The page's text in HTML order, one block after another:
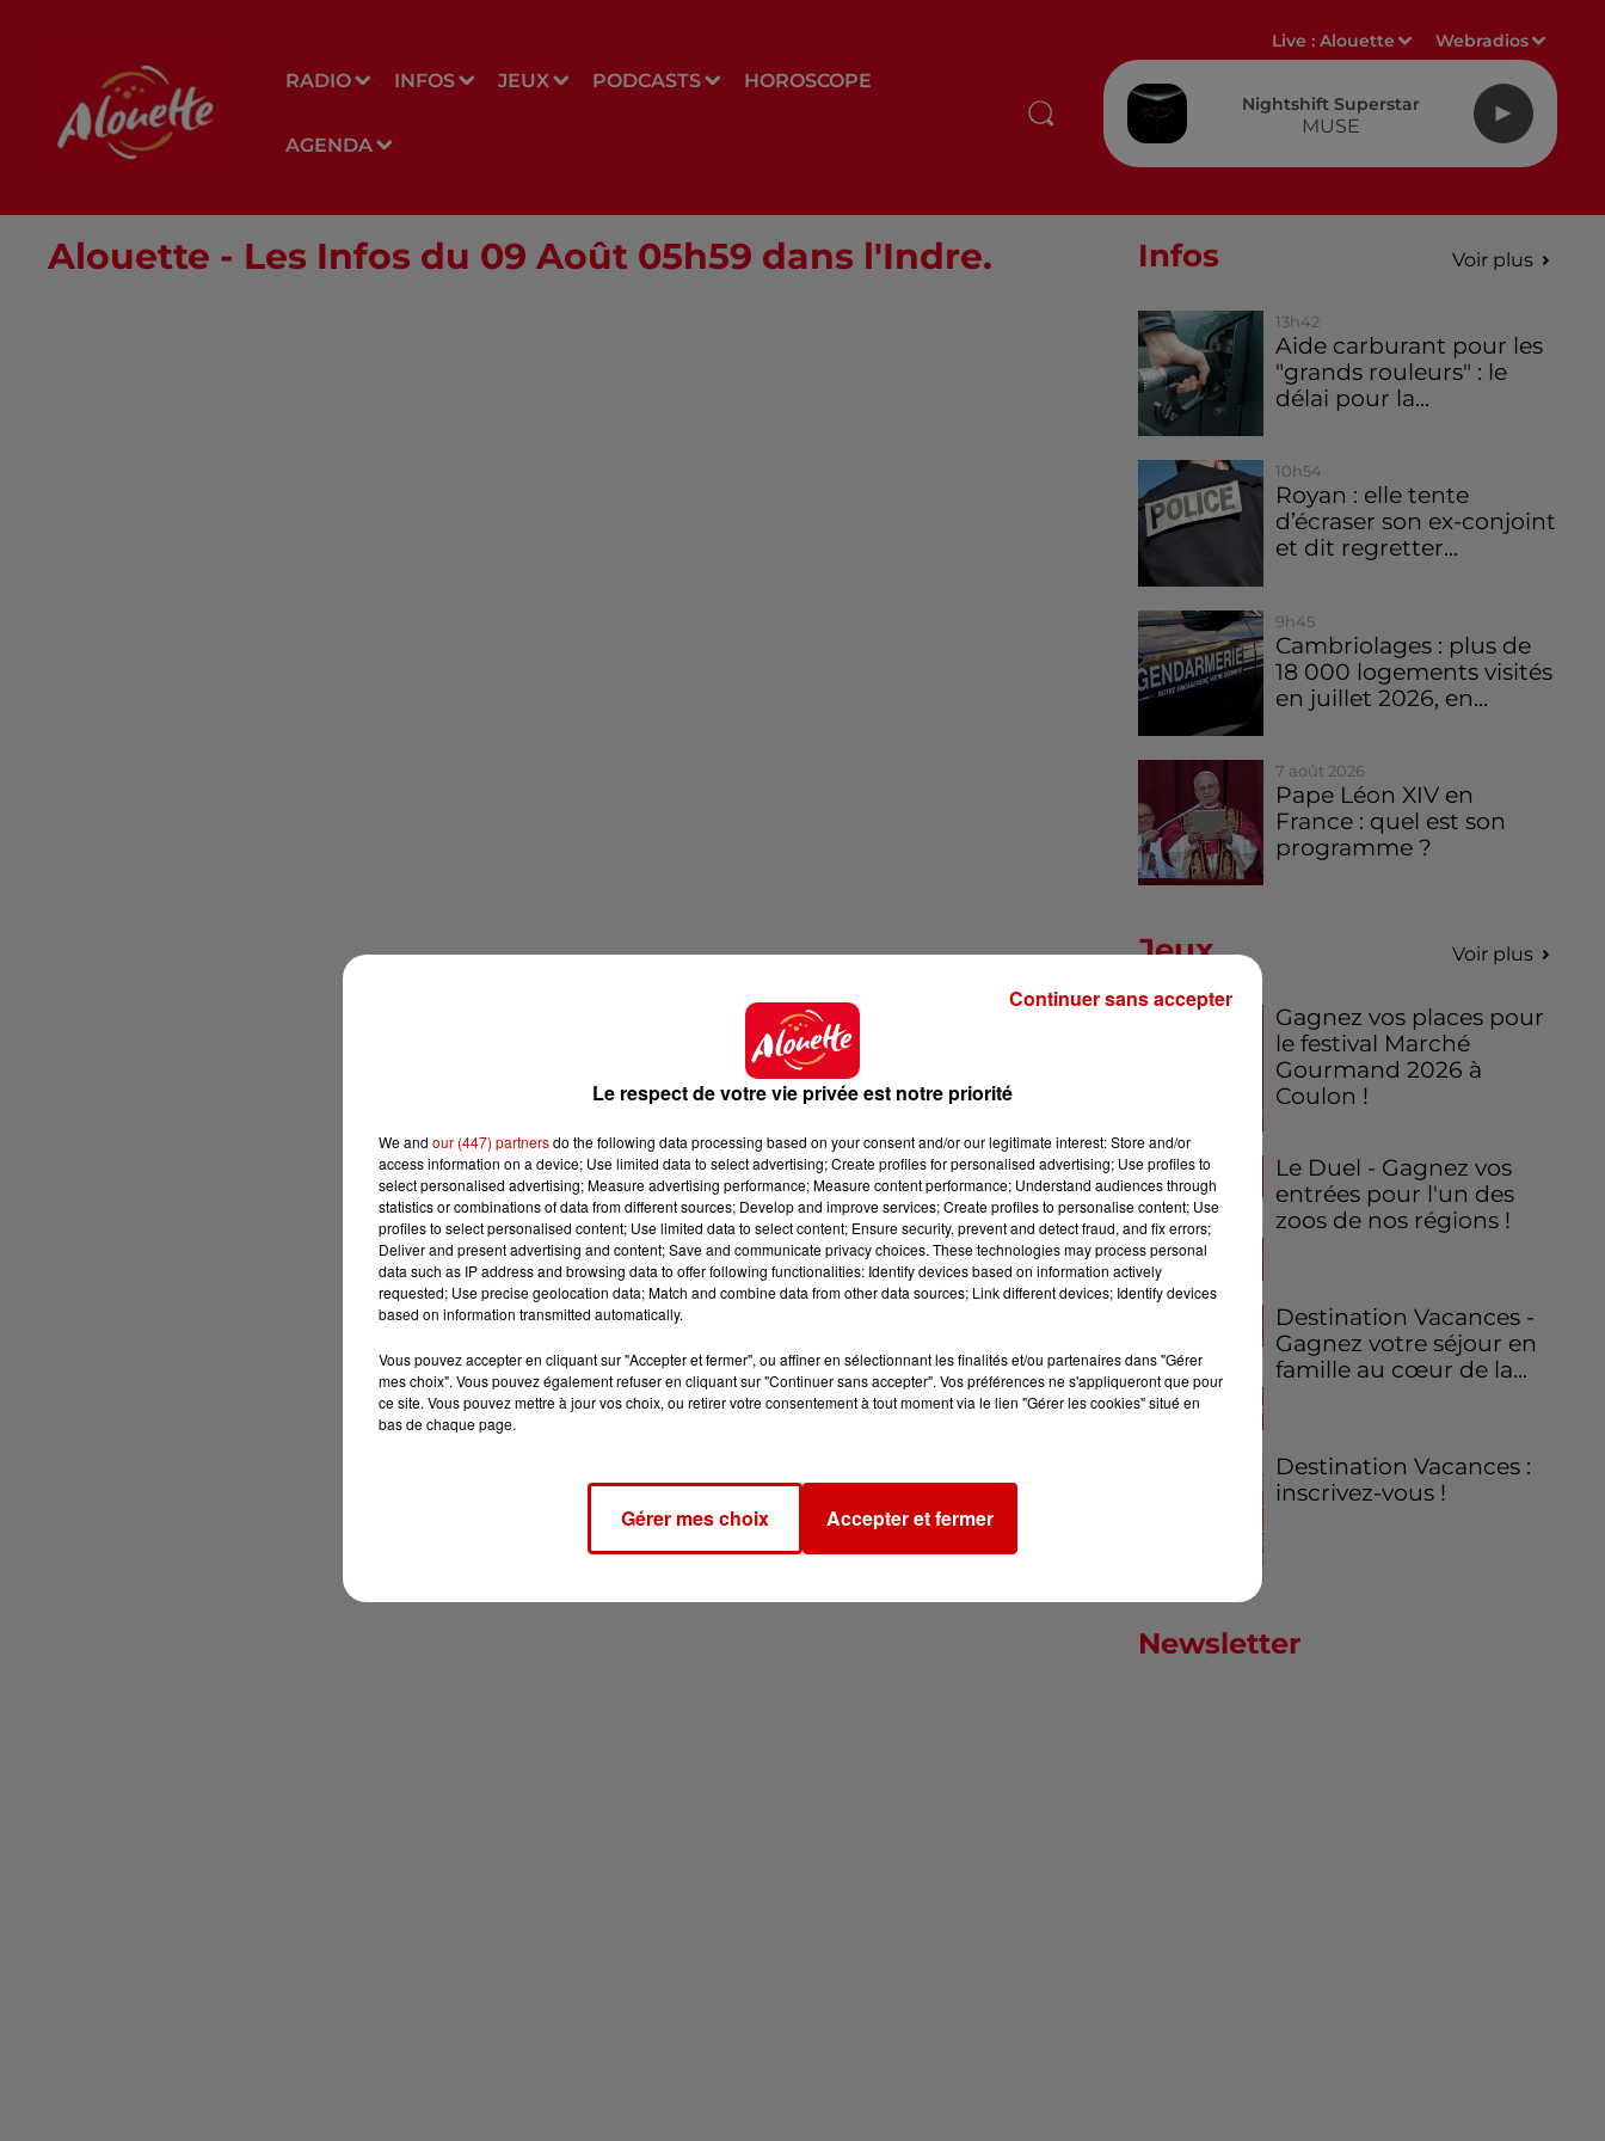
RADIO INFOS JEUX PODCASTS HOROSCOPE
AGENDA
Live :Alouette Webradios
Nightshift Superstar
MUSE
Alouette - Les Infos du 09 Août 05h59 dans l'Indre. Infos Voir plus
13h42
Aide carburant pour les
"grands rouleurs" : le
délai pour la...
10h54
Royan : elle tente
d’écraser son ex-conjoint
et dit regretter...
9h45
Cambriolages : plus de
18 000 logements visités
en juillet 2026, en...
7 août 2026
Pape Léon XIV en
France : quel est son
programme ?
Jeux Voir plus
Gagnez vos places pour
le festival Marché
Gourmand 2026 à
Coulon !
Le Duel - Gagnez vos
entrées pour l'un des
zoos de nos régions !
Destination Vacances -
Gagnez votre séjour en
famille au cœur de la...
Destination Vacances :
inscrivez-vous !
Newsletter
Le respect de votre vie privée est notre priorité
We and our (447) partnersdo the following data processing based on your consent and/or our legitimate interest: Store and/or
access information on a device; Use limited data to select advertising; Create profiles for personalised advertising; Use profiles to
select personalised advertising; Measure advertising performance; Measure content performance; Understand audiences through
statistics or combinations of data from different sources; Develop and improve services; Create profiles to personalise content; Use
profiles to select personalised content; Use limited data to select content; Ensure security, prevent and detect fraud, and fix errors;
Deliver and present advertising and content; Save and communicate privacy choices. These technologies may process personal
data such as IP address and browsing data to offer following functionalities: Identify devices based on information actively
requested; Use precise geolocation data; Match and combine data from other data sources; Link different devices; Identify devices
based on information transmitted automatically.
Vous pouvez accepter en cliquant sur "Accepter et fermer", ou affiner en sélectionnant les finalités et/ou partenaires dans "Gérer
mes choix". Vous pouvez également refuser en cliquant sur "Continuer sans accepter". Vos préférences ne s'appliqueront que pour
ce site. Vous pouvez mettre à jour vos choix, ou retirer votre consentement à tout moment via le lien "Gérer les cookies" situé en
bas de chaque page.
Gérer mes choix Accepter et fermer
Continuer sans accepter